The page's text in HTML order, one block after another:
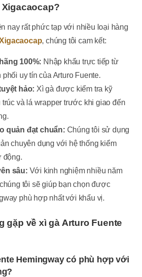
nay rất phức tạp với nhiều loại hàng
, chúng tôi cam kết:
100%: Nhập khẩu trực tiếp từ
uy tín của Arturo Fuente.
hảo: Xì gà được kiểm tra kỹ
trúc và lá wrapper trước khi giao đến
quản đạt chuẩn: Chúng tôi sử dụng
chuyên dụng với hệ thống kiểm
động.
sâu: Với kinh nghiệm nhiều năm
tôi sẽ giúp bạn chọn được
phù hợp nhất với khẩu vị.
gặp về xì gà Arturo Fuente
Hemingway có phù hợp với